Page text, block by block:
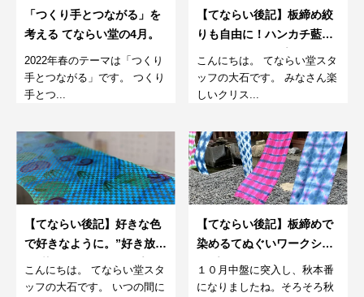
「つくり手とつながる」を
考える てならい堂の4月。
2022年春のテーマは「つくり
手とつながる」です。 つくり
手とつ...
【てならい後記】板締め絞
りも自由に！ハンカチ藍染
めワークショップ
こんにちは。 てならい堂スタ
ッフの大石です。 みなさん楽
しいクリス...
【てならい後記】好きな色
で好きなように。”好き放
題”染めワークショップ。
こんにちは。 てならい堂スタ
ッフの大石です。 いつの間に
【てならい後記】板締めで
染めるてぬぐいワークショ
ップ
１０月中盤に突入し、秋本番
になりましたね。そろそろ秋